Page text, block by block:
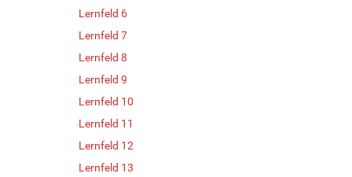
Lernfeld 6
Lernfeld 7
Lernfeld 8
Lernfeld 9
Lernfeld 10
Lernfeld 11
Lernfeld 12
Lernfeld 13